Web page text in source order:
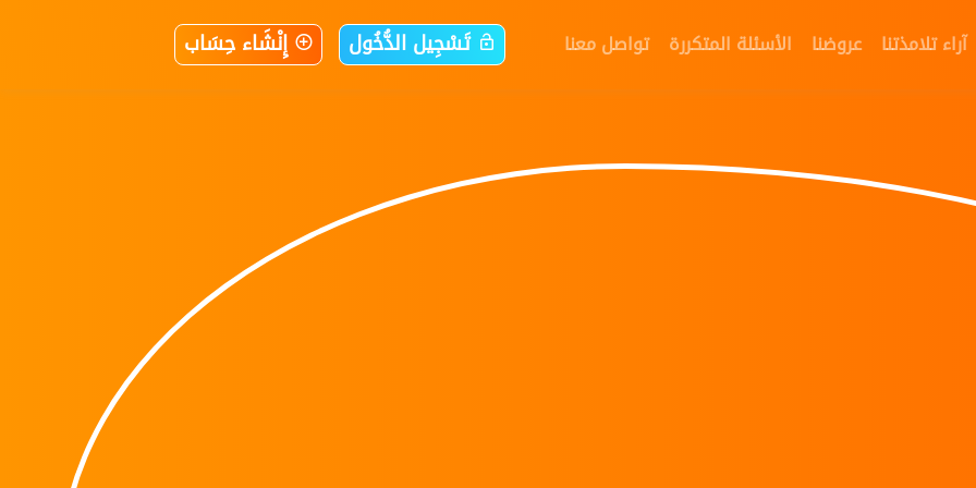
آراء تلامذتنا عروضنا الأسئلة المتكررة تواصل معنا تَسْجِيل الدُّخُول إِنْشَاء حِسَاب